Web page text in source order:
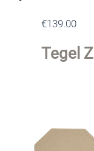
€139.00
Tegel